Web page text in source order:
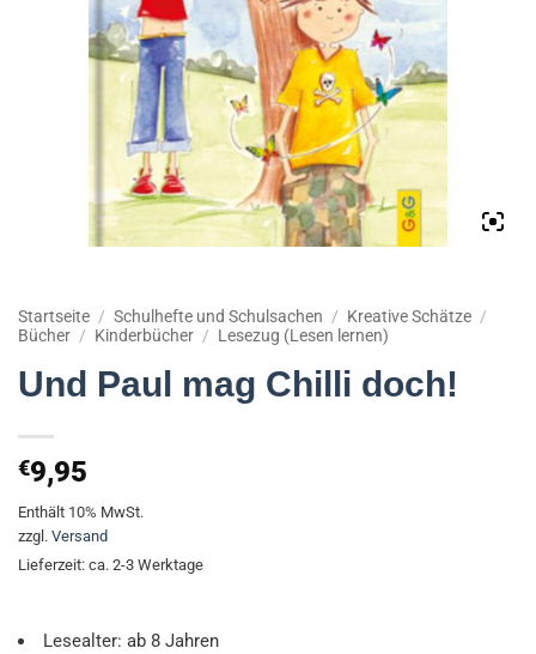
Startseite / Schulhefte und Schulsachen / Kreative Schätze /
Bücher / Kinderbücher / Lesezug (Lesen lernen)
Und Paul mag Chilli doch!
€9,95
Enthält 10% MwSt.
zzgl. Versand
Lieferzeit: ca. 2-3 Werktage
Lesealter: ab 8 Jahren